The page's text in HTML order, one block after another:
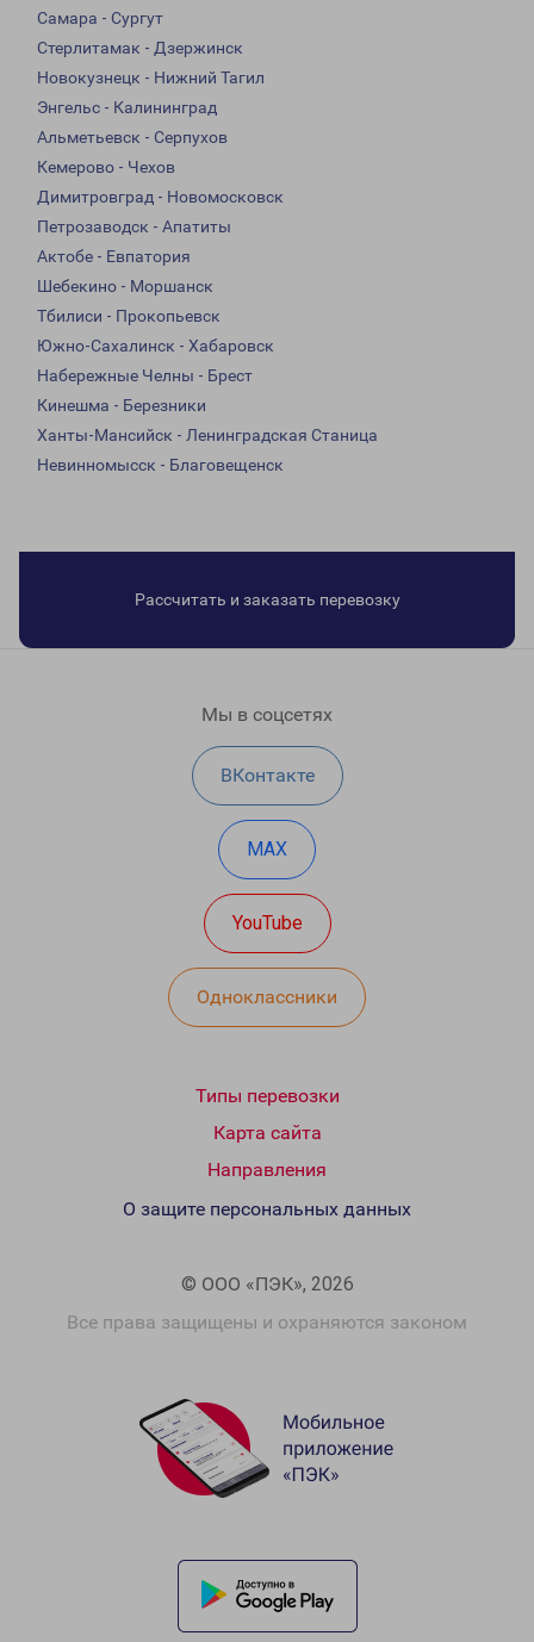
Самара - Сургут
Стерлитамак - Дзержинск
Новокузнецк - Нижний Тагил
Энгельс - Калининград
Альметьевск - Серпухов
Кемерово - Чехов
Димитровград - Новомосковск
Петрозаводск - Апатиты
Актобе - Евпатория
Шебекино - Моршанск
Тбилиси - Прокопьевск
Южно-Сахалинск - Хабаровск
Набережные Челны - Брест
Кинешма - Березники
Ханты-Мансийск - Ленинградская Станица
Невинномысск - Благовещенск
Рассчитать и заказать перевозку
Мы в соцсетях
ВКонтакте
MAX
YouTube
Одноклассники
Типы перевозки
Карта сайта
Направления
© ООО «ПЭК», 2026
Все права защищены и охраняются законом
О защите персональных данных